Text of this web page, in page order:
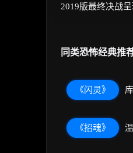
2019版最终决战
同类恐怖经典推荐
《闪灵》
《招魂》